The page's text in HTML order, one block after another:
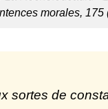
morales, 175
sortes de